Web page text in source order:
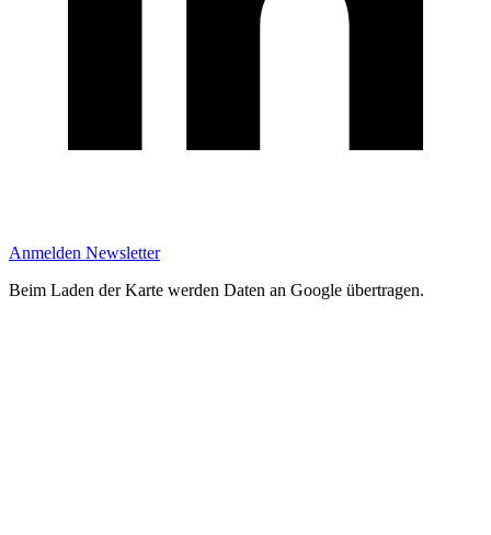
Anmelden Newsletter
Beim Laden der Karte werden Daten an Google übertragen.